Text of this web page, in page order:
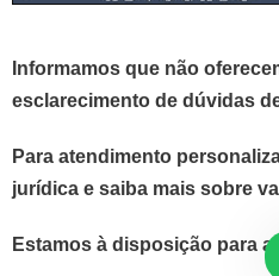
Informamos que não
esclarecimento de dúvidas
Para atendimento
jurídica e saiba mais sobre
Estamos à disposição para